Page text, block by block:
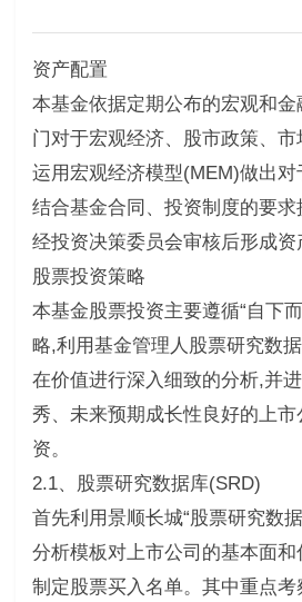
资产配置
本基金依据定期公布的宏观和
门对于宏观经济、股市政策、
运用宏观经济模型(MEM)做出
结合基金合同、投资制度的要
经投资决策委员会审核后形成资
股票投资策略
本基金股票投资主要遵循“自下
略,利用基金管理人股票研究数
在价值进行深入细致的分析,并
秀、未来预期成长性良好的上
资。
2.1、股票研究数据库(SRD)
首先利用景顺长城“股票研究数
分析模板对上市公司的基本面
制定股票买入名单。其中重点考